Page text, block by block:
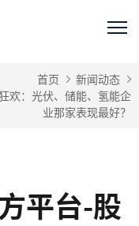
首页
新闻动态
欢：光伏、储能、氢能企
业那家表现最好？
平台-股